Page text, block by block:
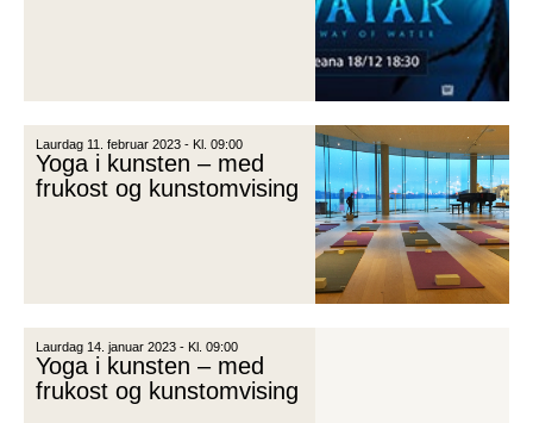
Laurdag 11. februar 2023 - Kl. 09:00
Yoga i kunsten – med
frukost og kunstomvising
Laurdag 14. januar 2023 - Kl. 09:00
Yoga i kunsten – med
frukost og kunstomvising